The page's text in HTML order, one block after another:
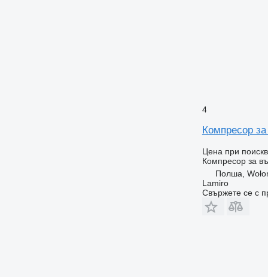
4
Компресор
Цена при
Компресор за
Полша,
Lamiro
Свържете се с